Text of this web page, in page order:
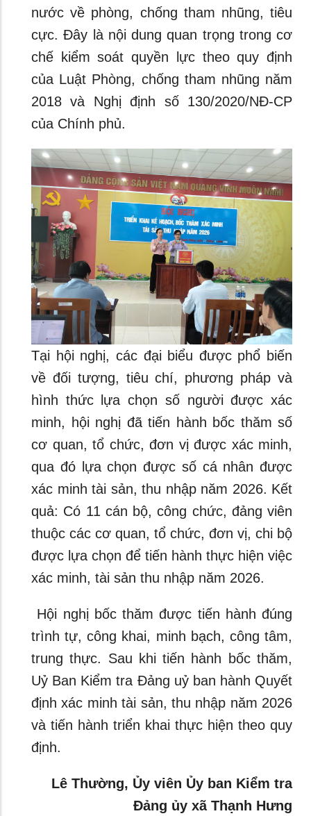
nước về phòng, chống tham nhũng, tiêu
cực. Đây là nội dung quan trọng trong cơ
chế kiểm soát quyền lực theo quy định
của Luật Phòng, chống tham nhũng năm
2018 và Nghị định số 130/2020/NĐ-CP
của Chính phủ.
Tại hội nghị, các đại biểu được phổ biến
về đối tượng, tiêu chí, phương pháp và
hình thức lựa chọn số người được xác
minh, hội nghị đã tiến hành bốc thăm số
cơ quan, tổ chức, đơn vị được xác minh,
qua đó lựa chọn được số cá nhân được
xác minh tài sản, thu nhập năm 2026. Kết
quả: Có 11 cán bộ, công chức, đảng viên
thuộc các cơ quan, tổ chức, đơn vị, chi bộ
được lựa chọn để tiến hành thực hiện việc
xác minh, tài sản thu nhập năm 2026.
Hội nghị bốc thăm được tiến hành đúng
trình tự, công khai, minh bạch, công tâm,
trung thực. Sau khi tiến hành bốc thăm,
Uỷ Ban Kiểm tra Đảng uỷ ban hành Quyết
định xác minh tài sản, thu nhập năm 2026
và tiến hành triển khai thực hiện theo quy
định.
Lê Thường, Ủy viên Ủy ban Kiểm tra
Đảng ủy xã Thạnh Hưng